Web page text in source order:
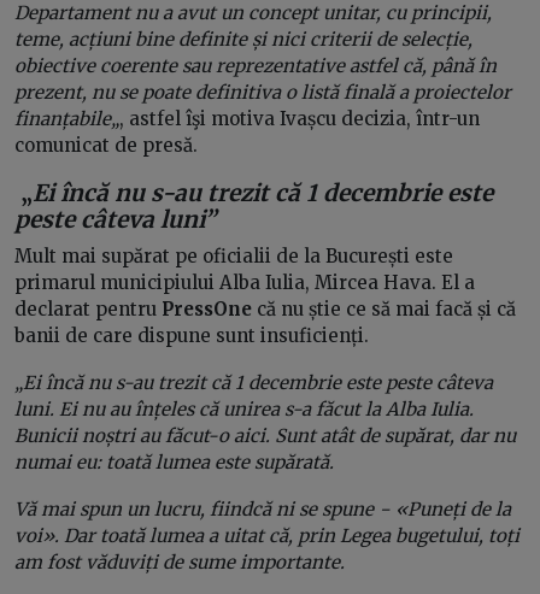
Departament nu a avut un concept unitar, cu principii,
teme, acțiuni bine definite și nici criterii de selecție,
obiective coerente sau reprezentative astfel că, până în
prezent, nu se poate definitiva o listă finală a proiectelor
finanțabile„, astfel îşi motiva Ivașcu decizia, într-un
comunicat de presă.
„Ei încă nu s-au trezit că 1 decembrie este
peste câteva luni”
Mult mai supărat pe oficialii de la București este
primarul municipiului Alba Iulia, Mircea Hava. El a
declarat pentru PressOne că nu știe ce să mai facă și că
banii de care dispune sunt insuficienți.
„Ei încă nu s-au trezit că 1 decembrie este peste câteva
luni. Ei nu au înțeles că unirea s-a făcut la Alba Iulia.
Bunicii noștri au făcut-o aici. Sunt atât de supărat, dar nu
numai eu: toată lumea este supărată.
Vă mai spun un lucru, fiindcă ni se spune − «Puneți de la
voi». Dar toată lumea a uitat că, prin Legea bugetului, toți
am fost văduviți de sume importante.